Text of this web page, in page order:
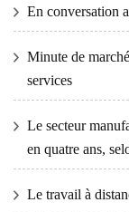
En conversation
Minute de
services
Le secteur
en quatre ans,
Le travail à